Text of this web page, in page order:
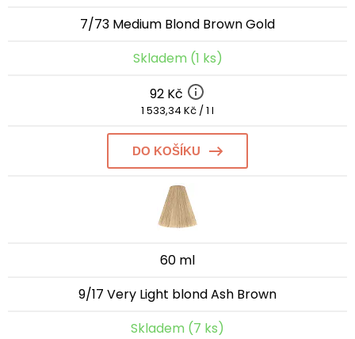
7/73 Medium Blond Brown Gold
Skladem (1 ks)
92 Kč
1 533,34 Kč / 1 l
DO KOŠÍKU
60 ml
9/17 Very Light blond Ash Brown
Skladem (7 ks)